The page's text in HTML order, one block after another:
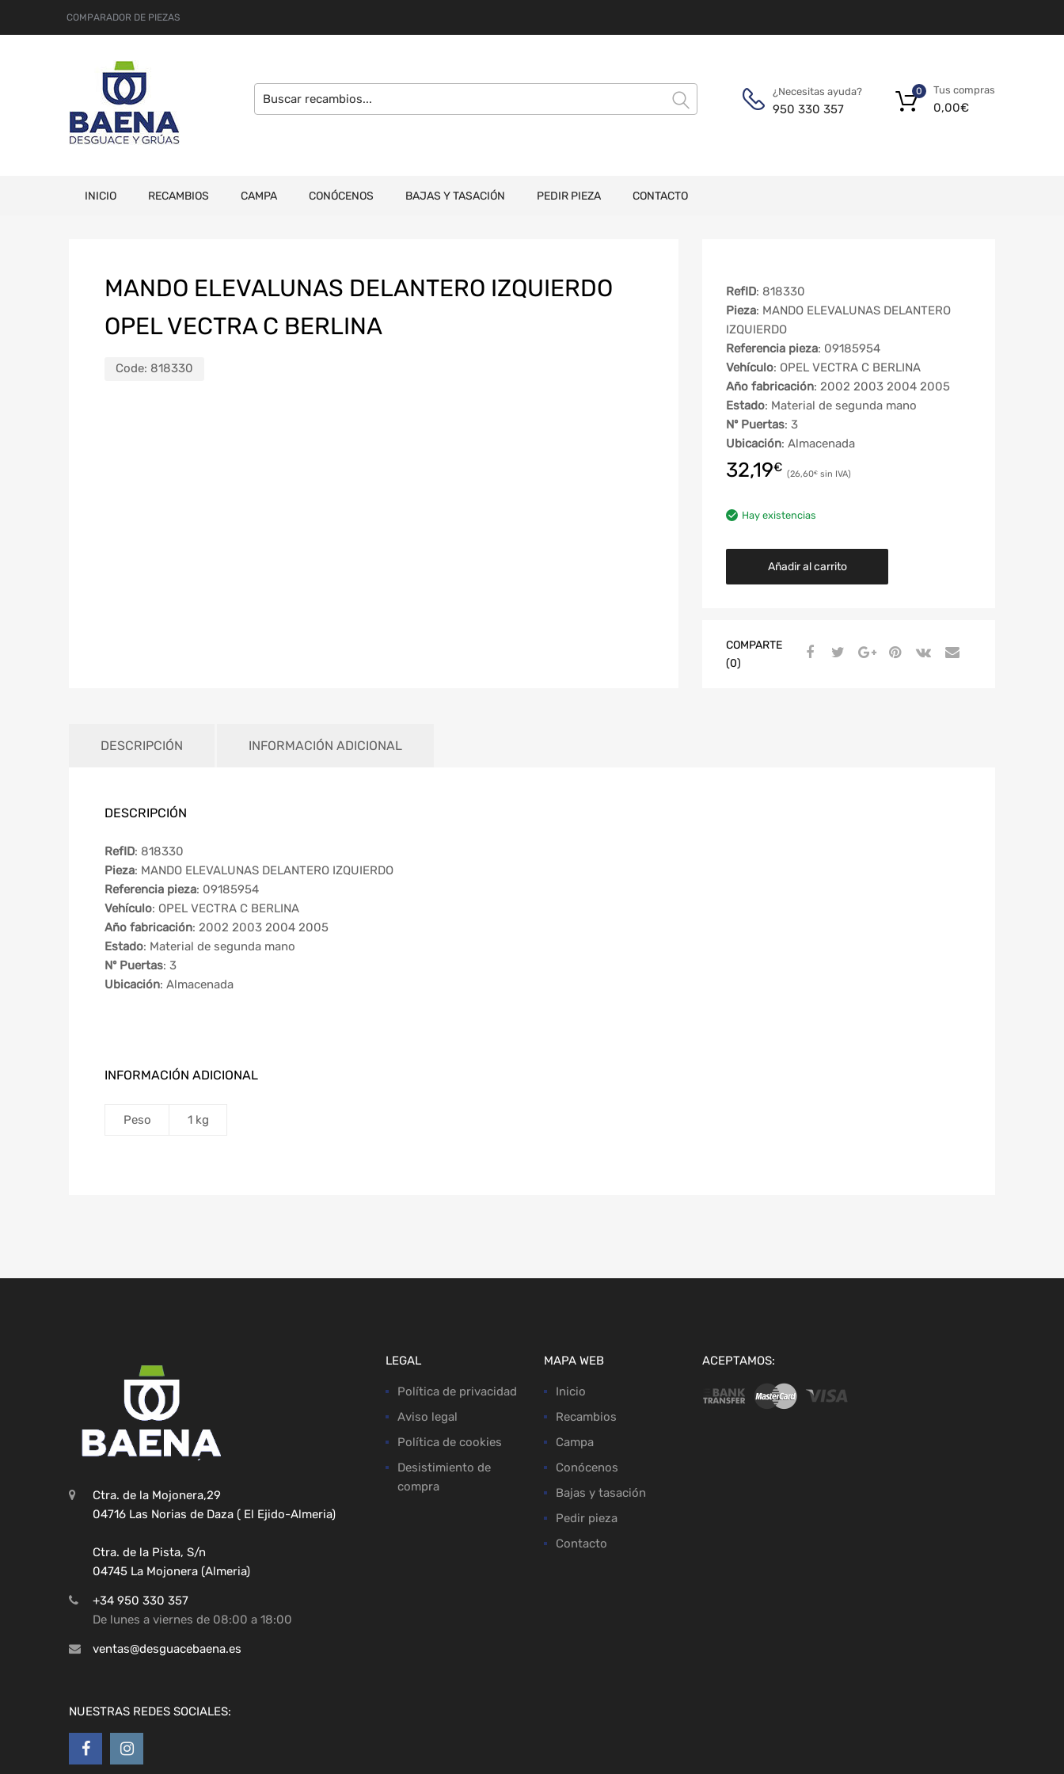
COMPARADOR DE PIEZAS
¿Necesitas ayuda?
950 330 357
Tus compras
0,00€
0
INICIO RECAMBIOS CAMPA CONÓCENOS BAJAS Y TASACIÓN PEDIR PIEZA CONTACTO
MANDO ELEVALUNAS DELANTERO IZQUIERDO
OPEL VECTRA C BERLINA
Code: 818330
RefID: 818330
Pieza: MANDO ELEVALUNAS DELANTERO
IZQUIERDO
Referencia pieza: 09185954
Vehículo: OPEL VECTRA C BERLINA
Año fabricación: 2002 2003 2004 2005
Estado: Material de segunda mano
Nº Puertas: 3
Ubicación: Almacenada
32,19€ 26,60€
Hay existencias
Añadir al carrito
COMPARTE
(0)
DESCRIPCIÓN INFORMACIÓN ADICIONAL
DESCRIPCIÓN
RefID: 818330
Pieza: MANDO ELEVALUNAS DELANTERO IZQUIERDO
Referencia pieza: 09185954
Vehículo: OPEL VECTRA C BERLINA
Año fabricación: 2002 2003 2004 2005
Estado: Material de segunda mano
Nº Puertas: 3
Ubicación: Almacenada
INFORMACIÓN ADICIONAL
Peso 1 kg
Ctra. de la Mojonera,29
04716 Las Norias de Daza ( El Ejido-Almeria)
Ctra. de la Pista, S/n
04745 La Mojonera (Almeria)
+34 950 330 357
De lunes a viernes de 08:00 a 18:00
ventas@desguacebaena.es
NUESTRAS REDES SOCIALES:
LEGAL
Política de privacidad
Aviso legal
Política de cookies
Desistimiento de
compra
MAPA WEB
Inicio
Recambios
Campa
Conócenos
Bajas y tasación
Pedir pieza
Contacto
ACEPTAMOS: